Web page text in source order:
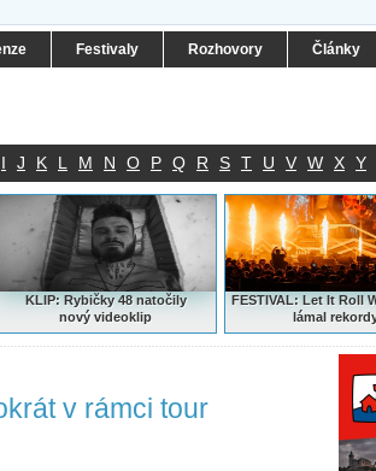
Festivaly Rozhovory Články
I J K L M N O P Q R S T U V W X Y
KLIP: Rybičky 48 natočily
nový videoklip
FESTIVAL: Let It Roll
lámal
v rámci tour